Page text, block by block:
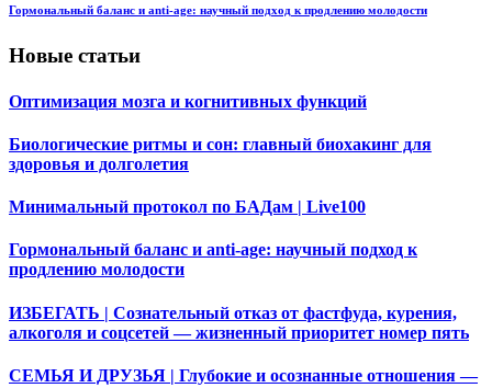
Гормональный баланс и anti-age: научный подход к продлению молодости
Новые статьи
Оптимизация мозга и когнитивных функций
Биологические ритмы и сон: главный биохакинг для
здоровья и долголетия
Минимальный протокол по БАДам | Live100
Гормональный баланс и anti-age: научный подход к
продлению молодости
ИЗБЕГАТЬ | Сознательный отказ от фастфуда, курения,
алкоголя и соцсетей — жизненный приоритет номер пять
СЕМЬЯ И ДРУЗЬЯ | Глубокие и осознанные отношения —